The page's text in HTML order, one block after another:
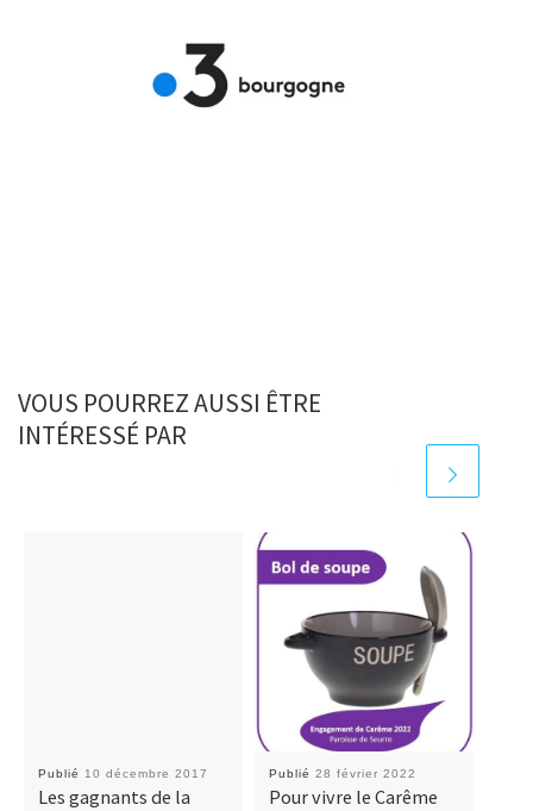
VOUS POURREZ AUSSI ÊTRE
INTÉRESSÉ PAR
Publié 10 décembre 2017
Les gagnants de la
Publié 28 février 2022
Pour vivre le Carême